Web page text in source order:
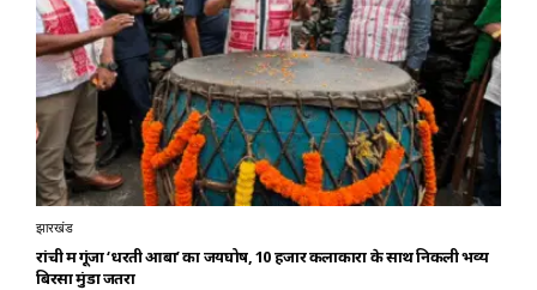
झारखंड
रांची में गूंजा ‘धरती आबा’ का जयघोष, 10 हजार कलाकारों के साथ निकली भव्य
बिरसा मुंडा जतरा